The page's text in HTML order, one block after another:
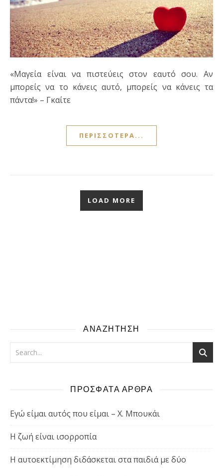
«Μαγεία είναι να πιστεύεις στον εαυτό σου. Αν
μπορείς να το κάνεις αυτό, μπορείς να κάνεις τα
πάντα!» – Γκαίτε
ΠΕΡΙΣΣΌΤΕΡΑ...
LOAD MORE
ΑΝΑΖΗΤΗΣΗ
ΠΡΟΣΦΑΤΑ ΑΡΘΡΑ
Εγώ είμαι αυτός που είμαι – Χ. Μπουκάι
Η ζωή είναι ισορροπία
Η αυτοεκτίμηση διδάσκεται στα παιδιά με δύο